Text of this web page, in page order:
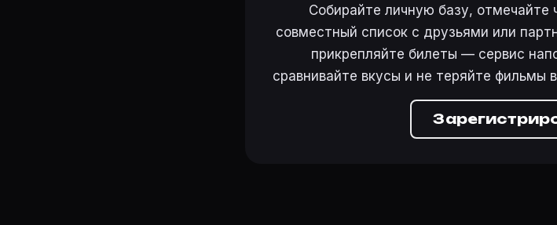
Собирайте личную базу,
совместный список с друзьями или
прикрепляйте билеты — сервис
сравнивайте вкусы и не теряйте фильмы